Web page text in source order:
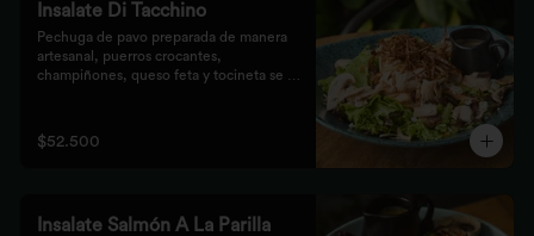
Insalate Di Tacchino
Pechuga de pavo preparada de manera
artesanal, puerros crocantes,
champiñones, queso feta y tocineta se
$52.500
Insalate Salmón A La Parilla